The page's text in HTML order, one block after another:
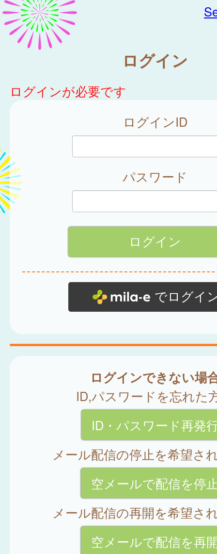
ログイン
ログインが必要です
ログインID
パスワード
でログイ
ログインできない場
ID,パスワードを忘れた
ID・パスワード再発
メール配信の停止を希望さ
空メールで配信を停
メール配信の再開を希望さ
空メールで配信を再